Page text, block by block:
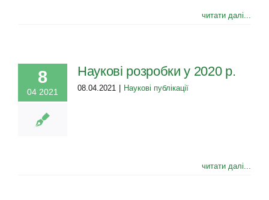
читати далі...
8
04 2021
Наукові розробки у 2020 р.
08.04.2021 Наукові публікації
читати далі...